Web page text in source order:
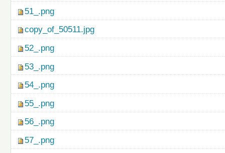
51_.png
copy_of_50511.jpg
52_.png
53_.png
54_.png
55_.png
56_.png
57_.png